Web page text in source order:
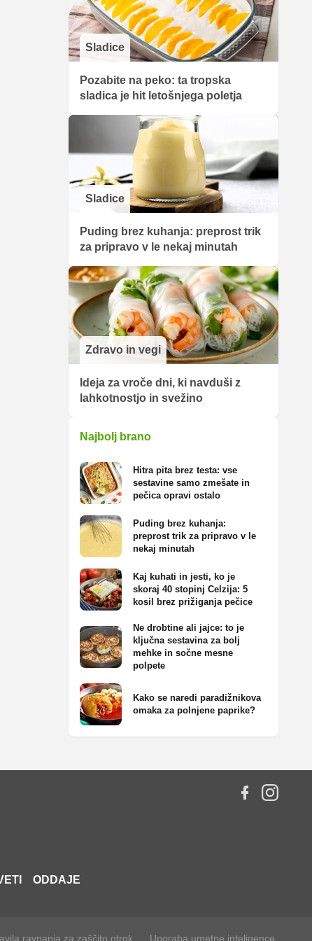
Sladice
Pozabite na peko: ta tropska
sladica je hit letošnjega poletja
Sladice
Puding brez kuhanja: preprost trik
za pripravo v le nekaj minutah
Zdravo in vegi
Ideja za vroče dni, ki navduši z
lahkotnostjo in svežino
Najbolj brano
Hitra pita brez testa: vse
sestavine samo zmešate in
pečica opravi ostalo
Puding brez kuhanja:
preprost trik za pripravo v le
nekaj minutah
Kaj kuhati in jesti, ko je
skoraj 40 stopinj Celzija: 5
kosil brez prižiganja pečice
Ne drobtine ali jajce: to je
ključna sestavina za bolj
mehke in sočne mesne
polpete
Kako se naredi paradižnikova
omaka za polnjene paprike?
ODDAJE
ravnanja za zaščito otrok Uporaba umetne inteligence